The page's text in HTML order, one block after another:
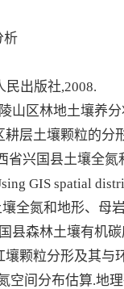
析
民出版社,2008.
山区林地土壤养
层土壤颗粒的分
省兴国县土壤全
GIS spatial
全氮和地形、母
县森林土壤有机
颗粒分形及其与
空间分布估算.地